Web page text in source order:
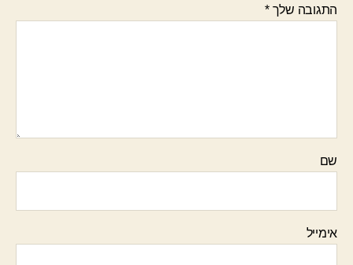
התגובה שלך*
שם
אימייל